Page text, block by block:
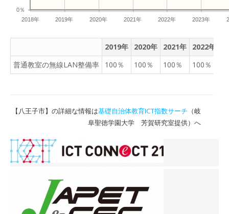
2018年 2019年 2020年 2021年 2022年 2023年
0％
2019年 2020年 2021年 2022年
普通教室の無線LAN整備率
100％ 100％ 100％ 100％
【八王子市】の詳細な情報は基礎自治体教育ICT指数サーチ （岐
阜聖徳学園大学 芳賀研究室提供）へ